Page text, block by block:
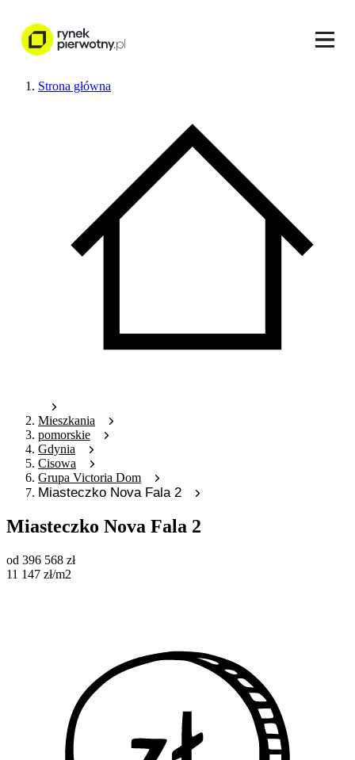
Strona główna
Mieszkania
pomorskie
Gdynia
Cisowa
Grupa Victoria Dom
Miasteczko Nova Fala 2
Miasteczko Nova Fala 2
od 396 568 zł
11 147 zł/m2